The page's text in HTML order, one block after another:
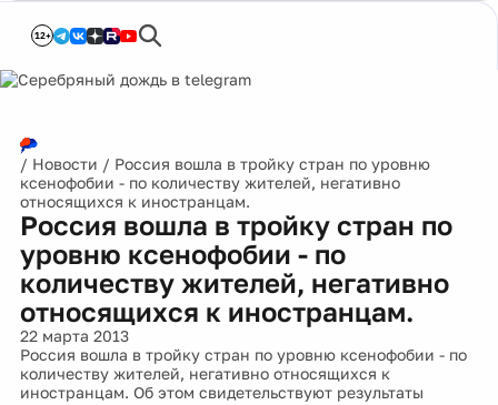
12+
/ Новости / Россия вошла в тройку стран по уровню
ксенофобии - по количеству жителей, негативно
относящихся к иностранцам.
Россия вошла в тройку стран по
уровню ксенофобии - по
количеству жителей, негативно
относящихся к иностранцам.
22 марта 2013
Россия вошла в тройку стран по уровню ксенофобии - по
количеству жителей, негативно относящихся к
иностранцам. Об этом свидетельствуют результаты